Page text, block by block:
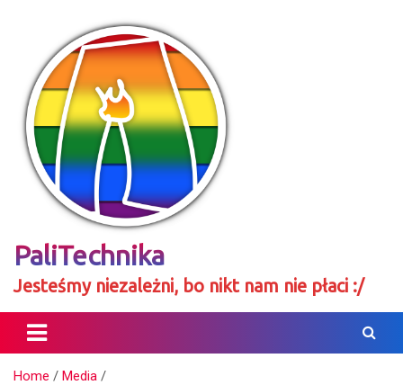
PaliTechnika
Jesteśmy niezależni, bo nikt nam nie płaci :/
Home
Media